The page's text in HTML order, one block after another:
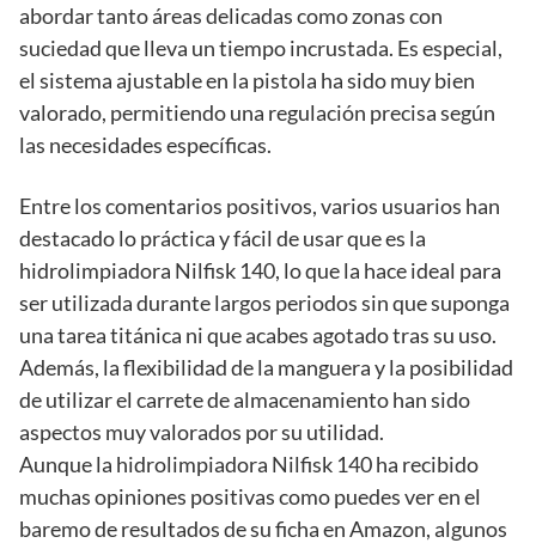
abordar tanto áreas delicadas como zonas con
suciedad que lleva un tiempo incrustada. Es especial,
el sistema ajustable en la pistola ha sido muy bien
valorado, permitiendo una regulación precisa según
las necesidades específicas.
Entre los comentarios positivos, varios usuarios han
destacado lo práctica y fácil de usar que es la
hidrolimpiadora Nilfisk 140, lo que la hace ideal para
ser utilizada durante largos periodos sin que suponga
una tarea titánica ni que acabes agotado tras su uso.
Además, la flexibilidad de la manguera y la posibilidad
de utilizar el carrete de almacenamiento han sido
aspectos muy valorados por su utilidad.
Aunque la hidrolimpiadora Nilfisk 140 ha recibido
muchas opiniones positivas como puedes ver en el
baremo de resultados de su ficha en Amazon, algunos